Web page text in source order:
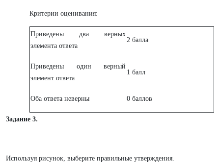
Критерии оценивания:
Приведены два верных
элемента ответа
2 балла
Приведены один верный
элемент ответа
1 балл
Оба ответа неверны 0 баллов
Задание 3.
Используя рисунок, выберите правильные утверждения.